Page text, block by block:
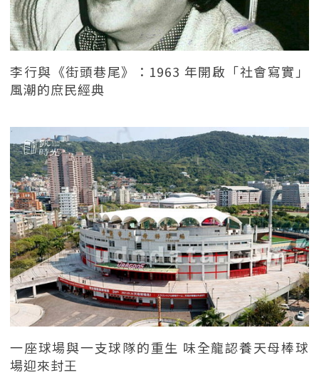
李行與《街頭巷尾》：1963 年開啟「社會寫實」
風潮的庶民經典
一座球場與一支球隊的重生 味全龍認養天母棒球
場迎來封王